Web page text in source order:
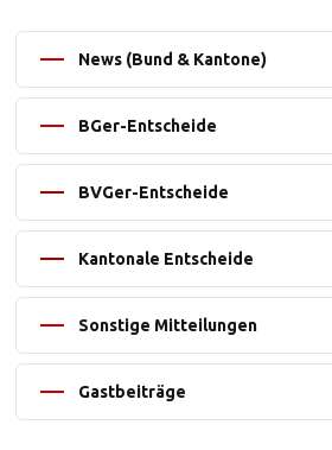
News (Bund & Kantone)
BGer-Entscheide
BVGer-Entscheide
Kantonale Entscheide
Sonstige Mitteilungen
Gastbeiträge